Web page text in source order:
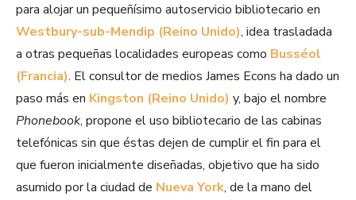
para alojar un pequeñísimo autoservicio bibliotecario en
Westbury-sub-Mendip (Reino Unido), idea trasladada
a otras pequeñas localidades europeas como Busséol
(Francia). El consultor de medios James Econs ha dado un
paso más en Kingston (Reino Unido) y, bajo el nombre
Phonebook, propone el uso bibliotecario de las cabinas
telefónicas sin que éstas dejen de cumplir el fin para el
que fueron inicialmente diseñadas, objetivo que ha sido
asumido por la ciudad de Nueva York, de la mano del